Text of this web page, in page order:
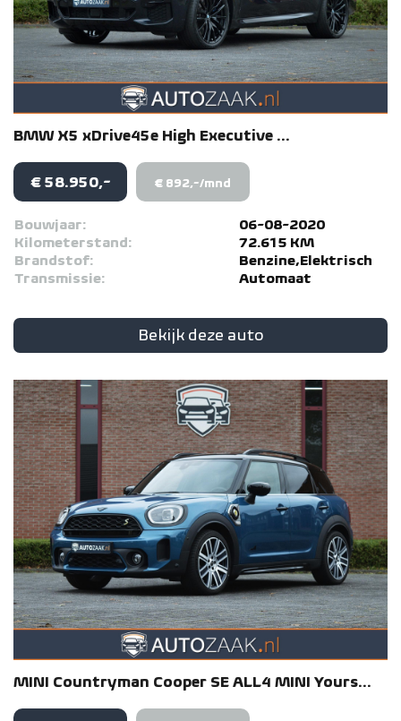
BMW X5 xDrive45e High Executive ...
€ 58.950,- € 892,-/mnd
Bouwjaar:
06-08-2020
Kilometerstand:
72.615 KM
Brandstof:
Benzine,Elektrisch
Transmissie:
Automaat
Bekijk deze auto
MINI Countryman Cooper SE ALL4 MINI Yours...